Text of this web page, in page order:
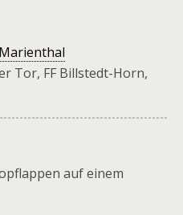
Tor, FF Billstedt-Horn,
auf einem